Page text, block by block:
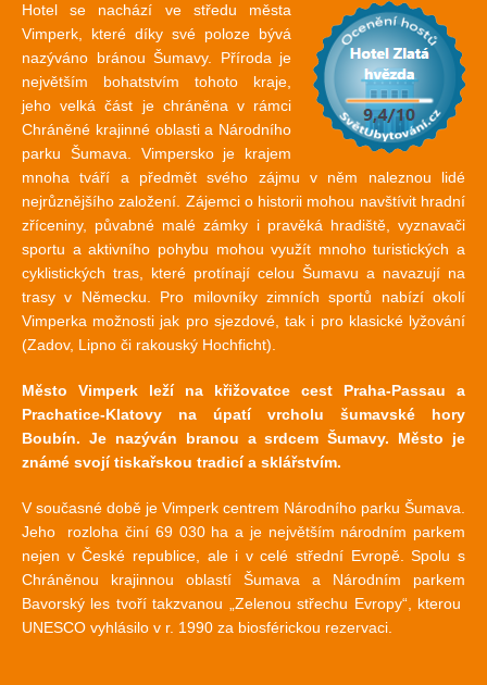
Hotel se nachází ve středu města
Vimperk, které díky své poloze bývá
nazýváno bránou Šumavy. Příroda je
největším bohatstvím tohoto kraje,
jeho velká část je chráněna v rámci
Chráněné krajinné oblasti a Národního
parku Šumava. Vimpersko je krajem
mnoha tváří a předmět svého zájmu v něm naleznou lidé
nejrůznějšího založení. Zájemci o historii mohou navštívit hradní
zříceniny, půvabné malé zámky i pravěká hradiště, vyznavači
sportu a aktivního pohybu mohou využít mnoho turistických a
cyklistických tras, které protínají celou Šumavu a navazují na
trasy v Německu. Pro milovníky zimních sportů nabízí okolí
Vimperka možnosti jak pro sjezdové, tak i pro klasické lyžování
(Zadov, Lipno či rakouský Hochficht).
Město Vimperk leží na křižovatce cest Praha-Passau a
Prachatice-Klatovy na úpatí vrcholu šumavské hory
Boubín. Je nazýván branou a srdcem Šumavy. Město je
známé svojí tiskařskou tradicí a sklářstvím.
V současné době je Vimperk centrem Národního parku Šumava.
Jeho rozloha činí 69 030 ha a je největším národním parkem
nejen v České republice, ale i v celé střední Evropě. Spolu s
Chráněnou krajinnou oblastí Šumava a Národním parkem
Bavorský les tvoří takzvanou „Zelenou střechu Evropy“, kterou
UNESCO vyhlásilo v r. 1990 za biosférickou rezervaci.